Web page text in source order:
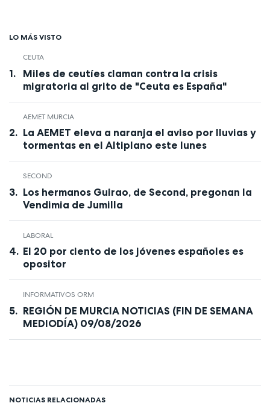
LO MÁS VISTO
CEUTA
Miles de ceutíes claman contra la crisis
migratoria al grito de "Ceuta es España"
AEMET MURCIA
La AEMET eleva a naranja el aviso por lluvias y
tormentas en el Altiplano este lunes
SECOND
Los hermanos Guirao, de Second, pregonan la
Vendimia de Jumilla
LABORAL
El 20 por ciento de los jóvenes españoles es
opositor
INFORMATIVOS ORM
REGIÓN DE MURCIA NOTICIAS (FIN DE SEMANA
MEDIODÍA) 09/08/2026
NOTICIAS RELACIONADAS